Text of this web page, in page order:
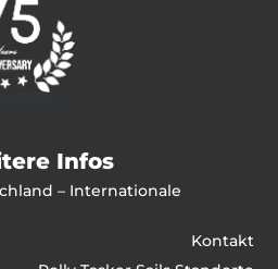
Infos
– Internationale
Kontakt